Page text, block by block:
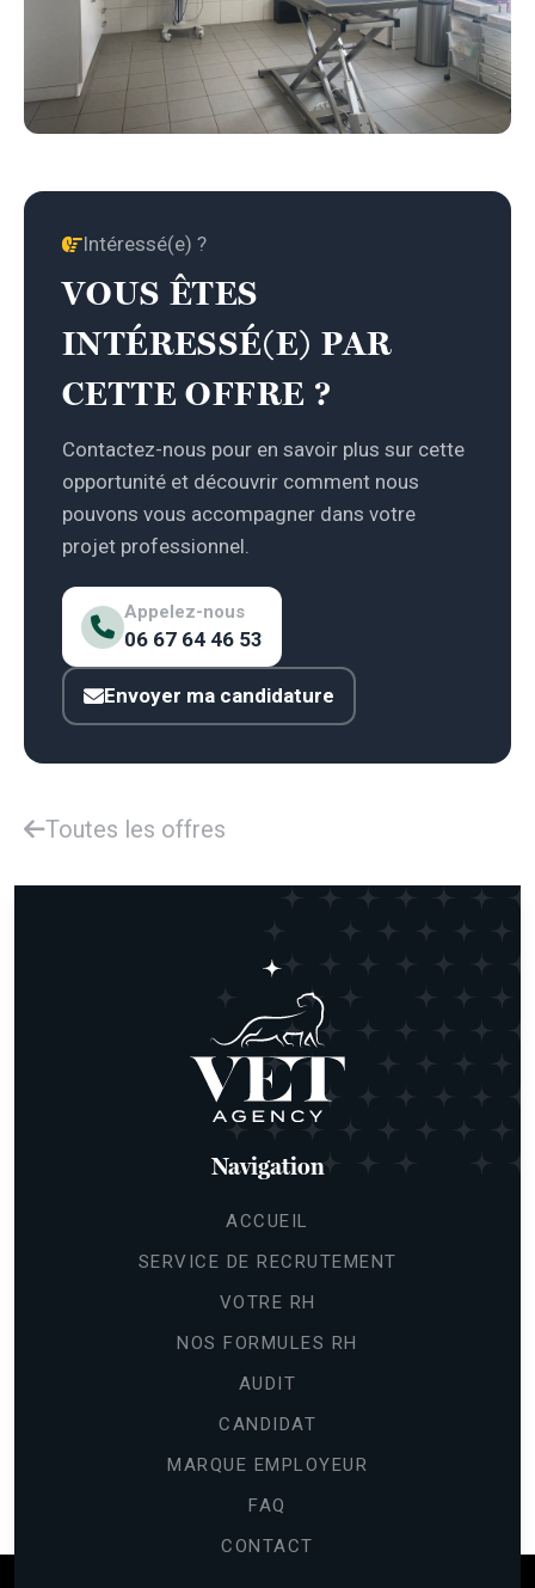
Intéressé(e) ?
VOUS ÊTES
INTÉRESSÉ(E) PAR
CETTE OFFRE ?
Contactez-nous pour en savoir plus sur cette
opportunité et découvrir comment nous
pouvons vous accompagner dans votre
projet professionnel.
Appelez-nous
06 67 64 46 53
Envoyer ma candidature
Toutes les offres
Navigation
ACCUEIL
SERVICE DE RECRUTEMENT
VOTRE RH
NOS FORMULES RH
AUDIT
CANDIDAT
MARQUE EMPLOYEUR
FAQ
CONTACT